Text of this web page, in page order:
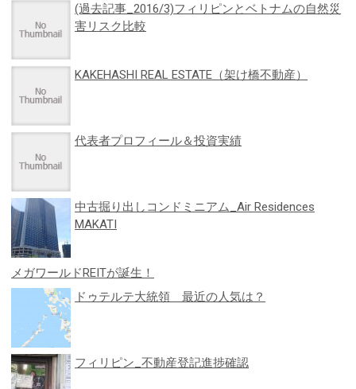
(過去記事_2016/3)フィリピンとベトナムの自然災
害リスク比較
KAKEHASHI REAL ESTATE（架け橋不動産）
代表者プロフィール＆投資実績
中古掘り出しコンドミニアム_Air Residences
MAKATI
メガワールドREITが誕生！
ドゥテルテ大統領 最近の人気は？
フィリピン_不動産登記進捗確認